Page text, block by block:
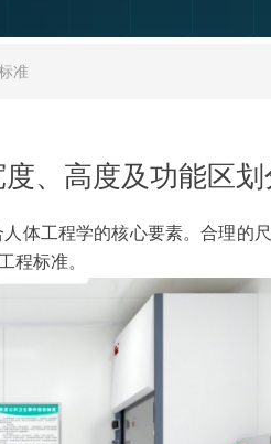
、高度及功能区划
体工程学的核心要素。合理的
程标准。
准